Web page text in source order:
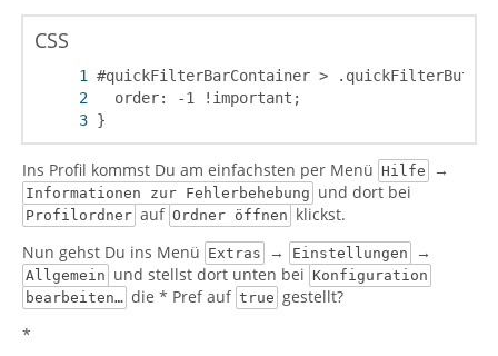
CSS
}
Ins Profil kommst Du am einfachsten per Menü Hilfe →
Informationen zur Fehlerbehebung und dort bei
Profilordner auf Ordner öffnen klickst.
Nun gehst Du ins Menü Extras → Einstellungen →
Allgemein und stellst dort unten bei Konfiguration
bearbeiten… die * Pref auf true gestellt?
*